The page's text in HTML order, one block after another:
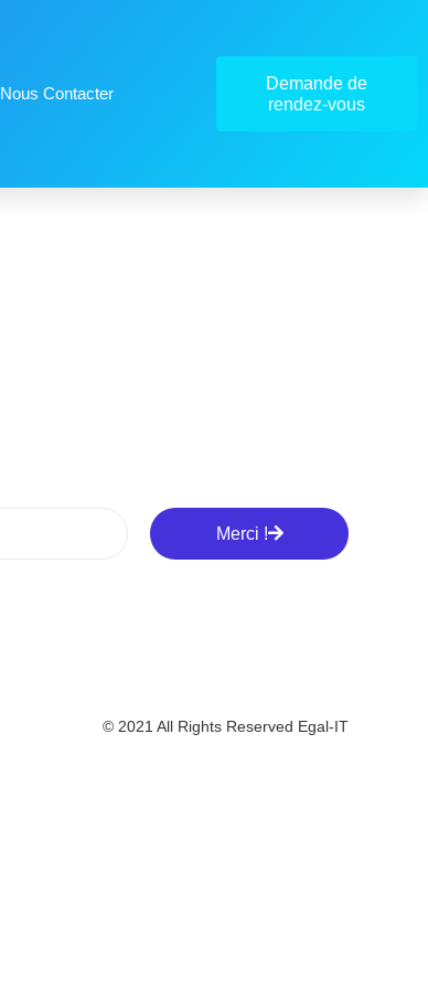
Nous Contacter
Demande de
rendez-vous
Merci !
© 2021 All Rights Reserved Egal-IT